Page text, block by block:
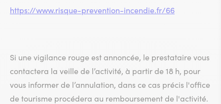
https://www.risque-prevention-incendie.fr/66
Si une vigilance rouge est annoncée, le prestataire vous
contactera la veille de l’activité, à partir de 18 h, pour
vous informer de l’annulation, dans ce cas précis l'office
de tourisme procédera au remboursement de l'activité.